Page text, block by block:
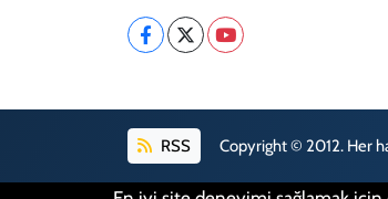
RSS Copyright © 2012. Her